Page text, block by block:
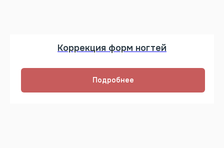
Коррекция форм ногтей
Подробнее